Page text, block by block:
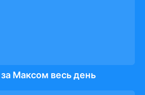
Максом весь день